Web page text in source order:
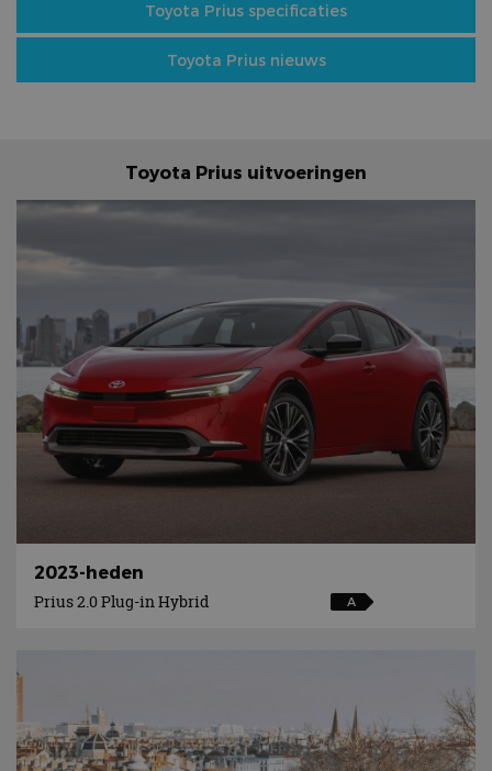
Toyota Prius specificaties
Toyota Prius nieuws
Toyota Prius uitvoeringen
2023-heden
Prius 2.0 Plug-in Hybrid
A